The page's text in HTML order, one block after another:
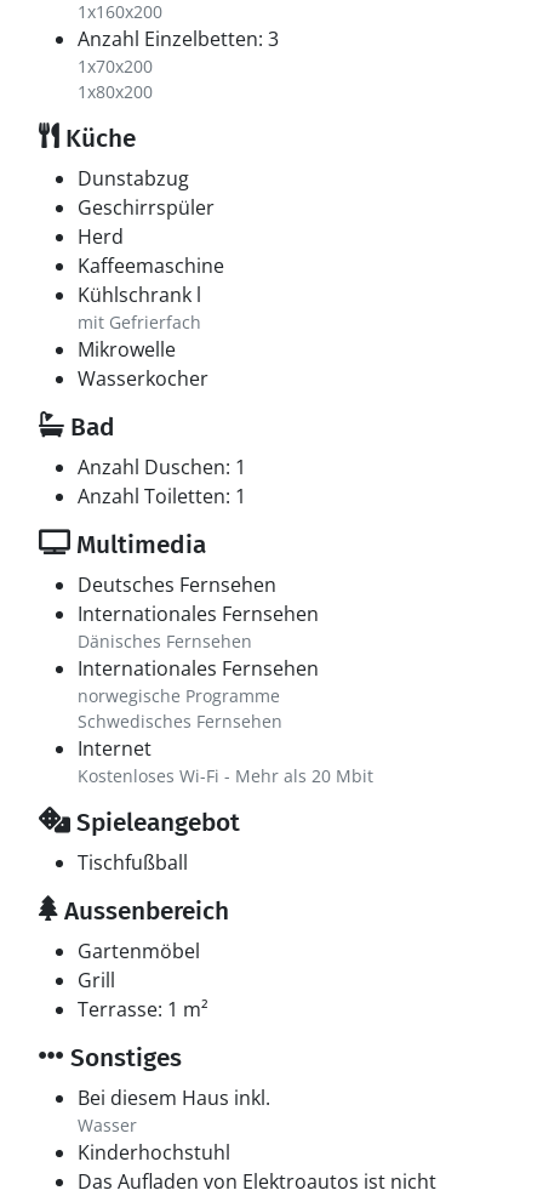
1x160x200
Anzahl Einzelbetten: 3
1x70x200
1x80x200
Küche
Dunstabzug
Geschirrspüler
Herd
Kaffeemaschine
Kühlschrank l
mit Gefrierfach
Mikrowelle
Wasserkocher
Bad
Anzahl Duschen: 1
Anzahl Toiletten: 1
Multimedia
Deutsches Fernsehen
Internationales Fernsehen
Dänisches Fernsehen
Internationales Fernsehen
norwegische Programme
Schwedisches Fernsehen
Internet
Kostenloses Wi-Fi - Mehr als 20 Mbit
Spieleangebot
Tischfußball
Aussenbereich
Gartenmöbel
Grill
Terrasse: 1 m²
Sonstiges
Bei diesem Haus inkl.
Wasser
Kinderhochstuhl
Das Aufladen von Elektroautos ist nicht